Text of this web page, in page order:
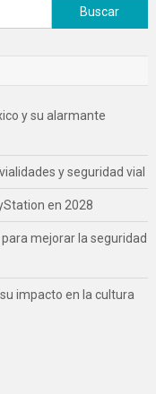
Buscar:
y su alarmante
y seguridad vial
en 2028
mejorar la seguridad
impacto en la cultura